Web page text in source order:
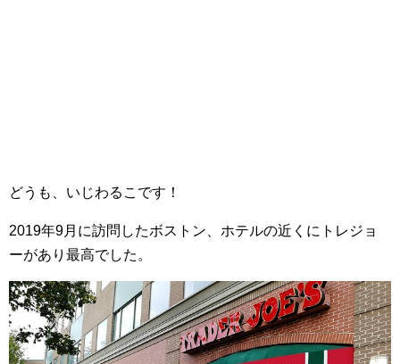
どうも、いじわるこです！
2019年9月に訪問したボストン、ホテルの近くにトレジョ
ーがあり最高でした。